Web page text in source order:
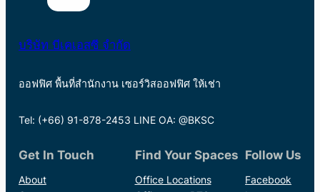
บริษัท บีเคเอสซี จำกัด
ออฟฟิศ พื้นที่สำนักงาน เซอร์วิสออฟฟิศ ให้เช่า
Tel: (+66) 91-878-2453 LINE OA: @BKSC
Get In Touch
About
Find Your Spaces
Office Locations
Follow Us
Facebook